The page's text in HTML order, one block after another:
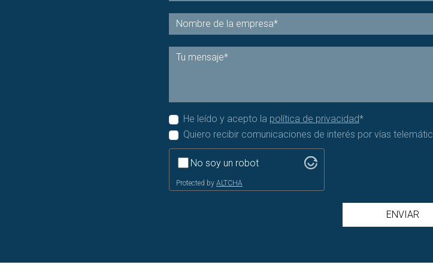
He leído y acepto la política de privacidad*
Quiero recibir comunicaciones de interés por vías
No soy un robot
Protected byALTCHA
ENVIAR